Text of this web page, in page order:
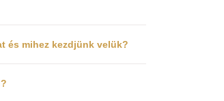
és mihez kezdjünk velük?